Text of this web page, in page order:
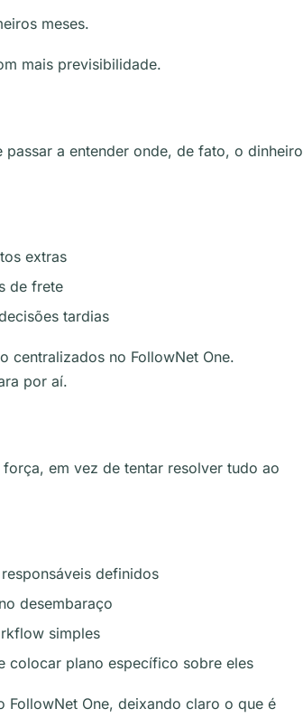
meses.
mais previsibilidade.
a entender onde, de fato, o dinheiro
extras
de frete
tardias
centralizados no FollowNet One.
por aí.
em vez de tentar resolver tudo ao
definidos
desembaraço
simples
colocar plano específico sobre eles
FollowNet One, deixando claro o que é